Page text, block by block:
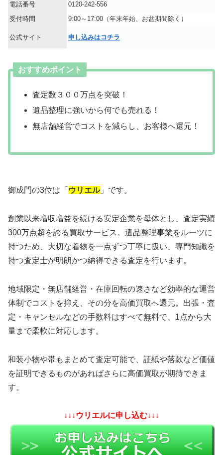
電話番号
0120-242-556
受付時間
9:00～17:00（年末年始、お盆期間除く）
公式サイト 申し込みはコチラ
おすすめポイント
査定数３００万点を突破！
遺品整理に強いから何でも売れる！
無店舗経営でコストを減らし、お客様へ還元！
御成門の3位は「 ウリエル」です。
創業以来増収増益を続ける安定企業を母体とし、査定実績
300万点超を誇る買取サービス。遺品整理事業をルーツに
持つため、大切な着物を一点ずつ丁寧に扱い、専門知識を
持つ査定士が明朗かつ納得できる査定を行います。
地域限定・無店舗経営・在庫回転の速さなど効率的な運営
体制でコストを抑え、その分を高価買取へ還元。出張・査
定・キャンセルなどの手数料はすべて無料で、1点から大
量まで柔軟に対応します。
和装小物や帯もまとめて査定可能で、証紙や落款など価値
を証明できるものがあればさらに高価買取が期待できま
す。
↓↓↓ウリエルに申し込む↓↓↓